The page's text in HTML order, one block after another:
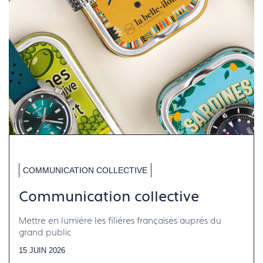
COMMUNICATION COLLECTIVE
Communication collective
Mettre en lumière les filières françaises auprès du
grand public
15 JUIN 2026